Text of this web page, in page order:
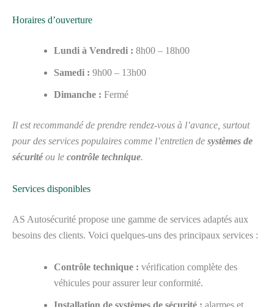
Horaires d’ouverture
Lundi à Vendredi : 8h00 – 18h00
Samedi : 9h00 – 13h00
Dimanche : Fermé
Il est recommandé de prendre rendez-vous à l’avance, surtout
pour des services populaires comme l’entretien de systèmes de
sécuritéou le contrôle technique.
Services disponibles
AS Autosécurité propose une gamme de services adaptés aux
besoins des clients. Voici quelques-uns des principaux services :
Contrôle technique : vérification complète des
véhicules pour assurer leur conformité.
Installation de systèmes de sécurité : alarmes et